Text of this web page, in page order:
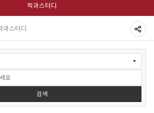
학과스터디
과스터디
공
기
검색